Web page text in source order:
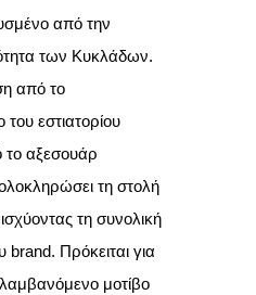
από την
των Κυκλάδων.
από το
του εστιατορίου
το αξεσουάρ
τη στολή
τη συνολική
brand. Πρόκειται για
μοτίβο